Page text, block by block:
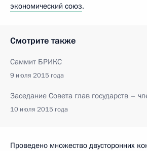
экономический союз.
Смотрите также
Саммит БРИКС
9 июля 2015 года
Заседание Совета глав государств –
10 июля 2015 года
Проведено множество двусторонних